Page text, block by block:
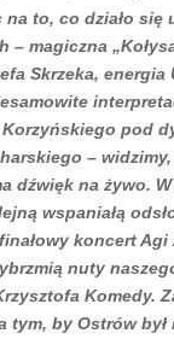
na to, co działo się
– magiczna
Skrzeka, energia
pod
–
dźwięk na żywo.
wspaniałą
koncert Agi
nuty
Komedy.
tym, by Ostrów był